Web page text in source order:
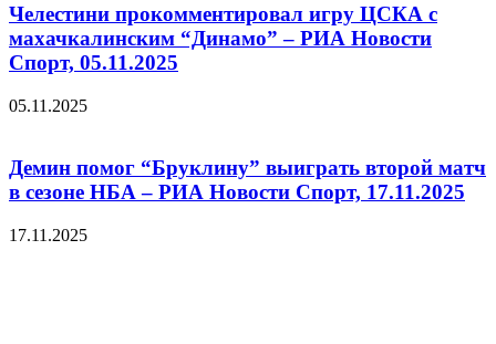
Челестини прокомментировал игру ЦСКА с
махачкалинским “Динамо” – РИА Новости
Спорт, 05.11.2025
05.11.2025
Демин помог “Бруклину” выиграть второй матч
в сезоне НБА – РИА Новости Спорт, 17.11.2025
17.11.2025